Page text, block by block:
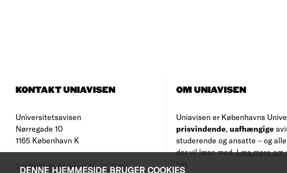
DENNE HJEMMESIDE BRUGER COOKIES
KONTAKT UNIAVISEN
Universitetsavisen
Nørregade 10
1165 København K
Tlf: 21 17 95 65(man-fre kl. 9-15)
OM UNIAVISEN
Uniavisen er Københavns
prisvindende, uafhængige
studerende og ansatte – og
der vil læse med.Læs mere om
her